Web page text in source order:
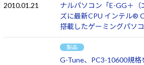
2010.01.21
ナルパソコン「E-GG＋
ズに最新CPU インテル®
搭載したゲーミングパソ
製品
G-Tune、PC3-10600規格